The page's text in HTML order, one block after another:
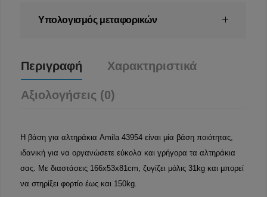
Υπολογισμός μεταφορικών
Περιγραφή Χαρακτηριστικά
Αξιολογήσεις (0)
Η βάση για αλτηράκια Amila 43954 είναι μία βάση ποιότητας,
ιδανική για να οργανώσετε εύκολα και γρήγορα τα αλτηράκια
σας. Με διαστάσεις 166x53x81cm, ζυγίζει μόλις 31kg και μπορεί
να στηρίξει φορτίο έως και 150kg.